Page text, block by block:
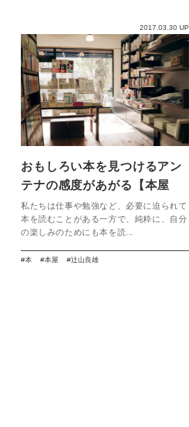
2017.03.30 UP
おもしろい本を見つけるアン
テナの感度があがる【本屋
Title】
私たちは仕事や勉強など、必要に迫られて
本を読むことがある一方で、純粋に、自分
の楽しみのためにも本を読...
本 本屋 辻山良雄